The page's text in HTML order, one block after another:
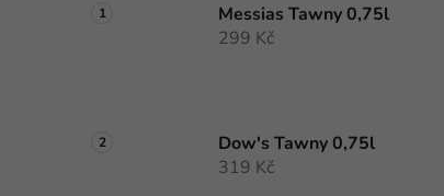
Messias Tawny 0,75l
299 Kč
Dow's Tawny 0,75l
319 Kč